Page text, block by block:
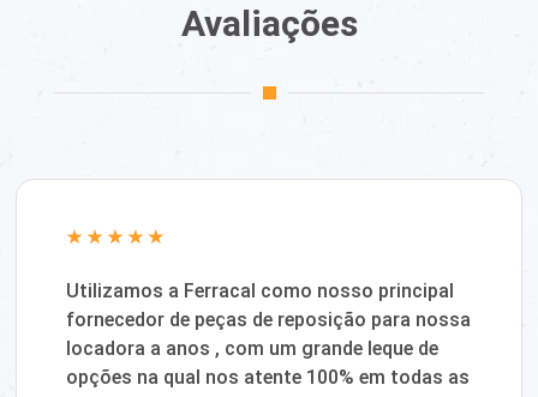
Avaliações
Utilizamos a Ferracal como nosso principal
fornecedor de peças de reposição para nossa
locadora a anos , com um grande leque de
opções na qual nos atente 100% em todas as